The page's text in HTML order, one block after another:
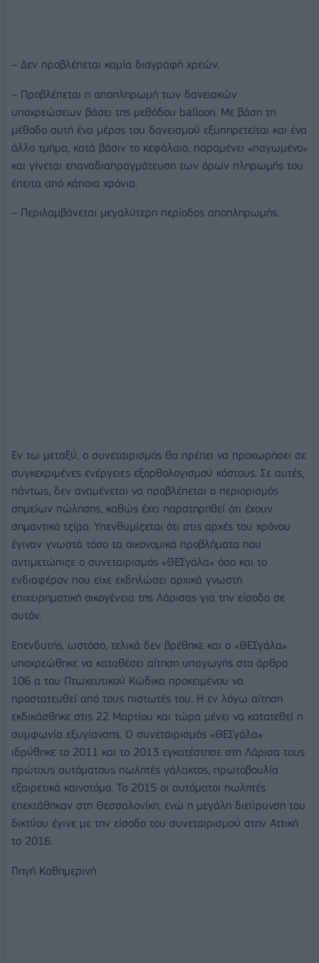
– Δεν προβλέπεται καμία διαγραφή χρεών.
– Προβλέπεται η αποπληρωμή των δανειακών
υποχρεώσεων βάσει της μεθόδου balloon. Με βάση τη
μέθοδο αυτή ένα μέρος του δανεισμού εξυπηρετείται και ένα
άλλο τμήμα, κατά βάσιν το κεφάλαιο, παραμένει «παγωμένο»
και γίνεται επαναδιαπραγμάτευση των όρων πληρωμής του
έπειτα από κάποια χρόνια.
– Περιλαμβάνεται μεγαλύτερη περίοδος αποπληρωμής.
Εν τω μεταξύ, ο συνεταιρισμός θα πρέπει να προχωρήσει σε
συγκεκριμένες ενέργειες εξορθολογισμού κόστους. Σε αυτές,
πάντως, δεν αναμένεται να προβλέπεται ο περιορισμός
σημείων πώλησης, καθώς έχει παρατηρηθεί ότι έχουν
σημαντικό τζίρο. Υπενθυμίζεται ότι στις αρχές του χρόνου
έγιναν γνωστά τόσο τα οικονομικά προβλήματα που
αντιμετώπιζε ο συνεταιρισμός «ΘΕΣγάλα» όσο και το
ενδιαφέρον που είχε εκδηλώσει αρχικά γνωστή
επιχειρηματική οικογένεια της Λάρισας για την είσοδο σε
αυτόν.
Επενδυτής, ωστόσο, τελικά δεν βρέθηκε και ο «ΘΕΣγάλα»
υποχρεώθηκε να καταθέσει αίτηση υπαγωγής στο άρθρο
106 α του Πτωχευτικού Κώδικα προκειμένου να
προστατευθεί από τους πιστωτές του. Η εν λόγω αίτηση
εκδικάσθηκε στις 22 Μαρτίου και τώρα μένει να κατατεθεί η
συμφωνία εξυγίανσης. Ο συνεταιρισμός «ΘΕΣγάλα»
ιδρύθηκε το 2011 και το 2013 εγκατέστησε στη Λάρισα τους
πρώτους αυτόματους πωλητές γάλακτος, πρωτοβουλία
εξαιρετικά καινοτόμο. Το 2015 οι αυτόματοι πωλητές
επεκτάθηκαν στη Θεσσαλονίκη, ενώ η μεγάλη διεύρυνση του
δικτύου έγινε με την είσοδο του συνεταιρισμού στην Αττική
το 2016.
Πηγή Καθημερινή